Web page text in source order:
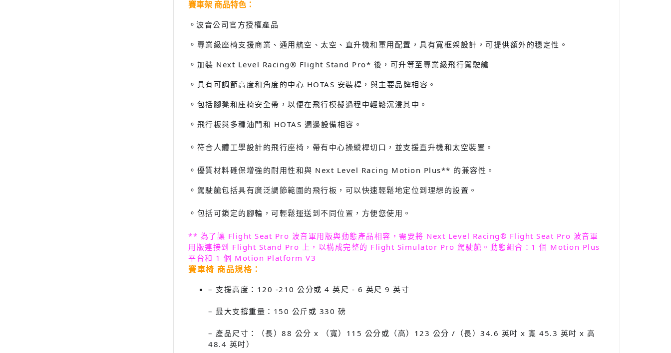
賽車架 商品特色：
。 波音公司官方授權產品
。 專業級座椅支援商業、通用航空、太空、直升機和軍用配置，具有寬框架設計，可提供額外的穩定性。
。 加裝 Next Level Racing® Flight Stand Pro* 後，可升等至專業級飛行駕駛艙
。 具有可調節高度和角度的中心 HOTAS 安裝桿，與主要品牌相容。
。 包括腳凳和座椅安全帶，以便在飛行模擬過程中輕鬆沉浸其中。
。 飛行板與多種油門和 HOTAS 週邊設備相容。
。 符合人體工學設計的飛行座椅，帶有中心操縱桿切口，並支援直升機和太空裝置。
。 優質材料確保增強的耐用性和與 Next Level Racing Motion Plus** 的兼容性。
。 駕駛艙包括具有廣泛調節範圍的飛行板，可以快速輕鬆地定位到理想的設置。
。 包括可鎖定的腳輪，可輕鬆運送到不同位置，方便您使用。
** 為了讓 Flight Seat Pro 波音軍用版與動態產品相容，需要將 Next Level Racing® Flight Seat Pro 波音軍
用版連接到 Flight Stand Pro 上，以構成完整的 Flight Simulator Pro 駕駛艙。動態組合：1 個 Motion Plus
平台和 1 個 Motion Platform V3
賽車椅 商品規格：
– 支援高度：120 -210 公分或 4 英尺 - 6 英尺 9 英寸
– 最大支撐重量：150 公斤或 330 磅
– 產品尺寸：（長）88 公分 x （寬）115 公分或（高）123 公分 /（長）34.6 英吋 x 寬 45.3 英吋 x 高
48.4 英吋）